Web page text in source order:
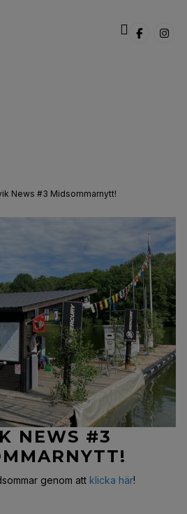
News #3 Midsommarnytt!
NEWS #3
genom att klicka här!